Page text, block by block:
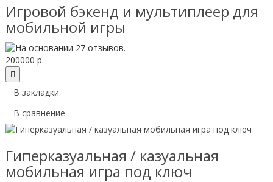
Игровой бэкенд и мультиплеер для
мобильной игры
200000 р.
В закладки
В сравнение
Гиперказуальная / казуальная
мобильная игра под ключ